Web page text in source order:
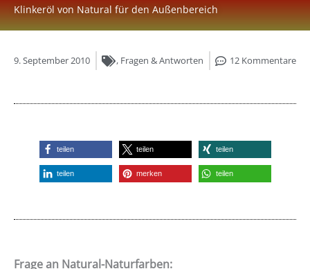
Klinkeröl von Natural für den Außenbereich
9. September 2010 , Fragen & Antworten 12 Kommentare
teilen teilen teilen
teilen merken teilen
Frage an Natural-Naturfarben: